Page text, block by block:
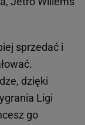
sprzedać i
dzięki
Ligi
go